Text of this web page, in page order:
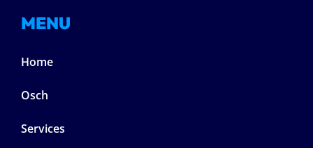
MENU
Home
Osch
Services